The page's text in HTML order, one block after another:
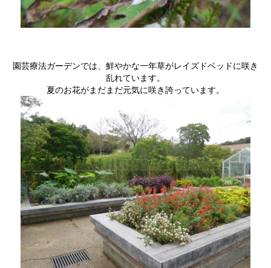
園芸療法ガーデンでは、鮮やかな一年草がレイズドベッドに咲き
乱れています。
夏のお花がまだまだ元気に咲き誇っています。